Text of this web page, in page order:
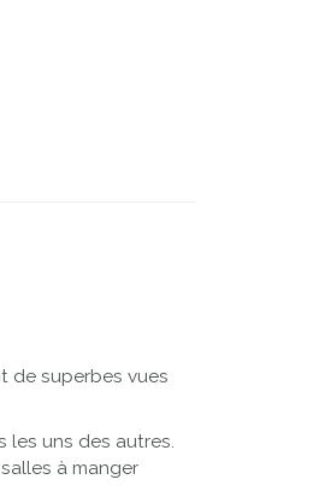
de superbes vues
les uns des autres.
à manger